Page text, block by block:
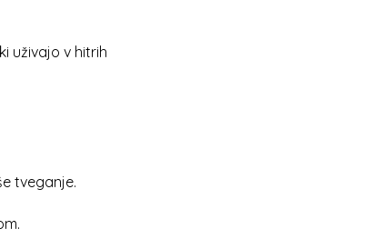
uživajo v hitrih
tveganje.